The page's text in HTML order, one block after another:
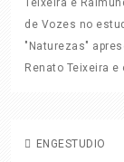
Teixeira e
de Vozes no
"Naturezas"
Renato Teixeira e
FINALIZAÇÃO
LOCO
ENGESTUDIO